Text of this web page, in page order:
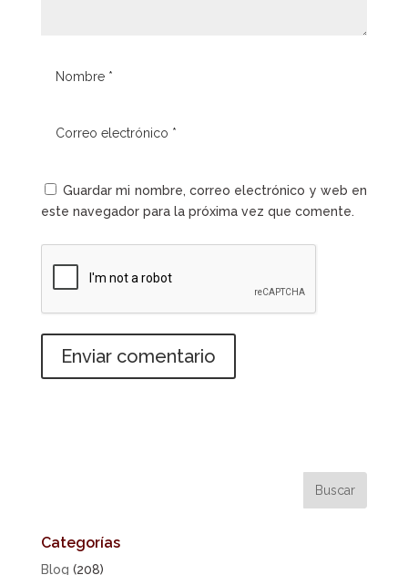
Guardar mi nombre, correo electrónico y web en
este navegador para la próxima vez que comente.
Categorías
Blog (208)